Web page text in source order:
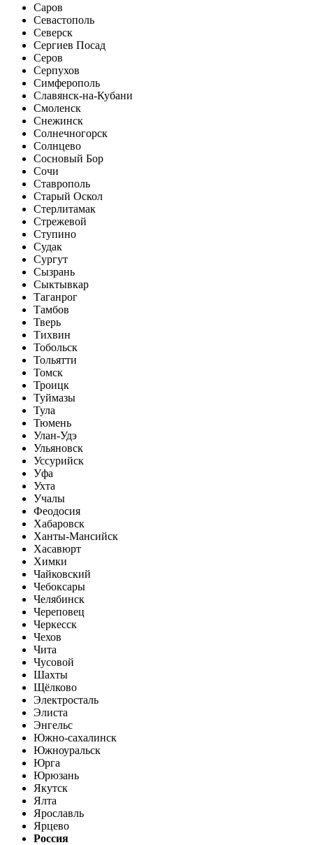
Саров
Севастополь
Северск
Сергиев Посад
Серов
Серпухов
Симферополь
Славянск-на-Кубани
Смоленск
Снежинск
Солнечногорск
Солнцево
Сосновый Бор
Сочи
Ставрополь
Старый Оскол
Стерлитамак
Стрежевой
Ступино
Судак
Сургут
Сызрань
Сыктывкар
Таганрог
Тамбов
Тверь
Тихвин
Тобольск
Тольятти
Томск
Троицк
Туймазы
Тула
Тюмень
Улан-Удэ
Ульяновск
Уссурийск
Уфа
Ухта
Учалы
Феодосия
Хабаровск
Ханты-Мансийск
Хасавюрт
Химки
Чайковский
Чебоксары
Челябинск
Череповец
Черкесск
Чехов
Чита
Чусовой
Шахты
Щёлково
Электросталь
Элиста
Энгельс
Южно-сахалинск
Южноуральск
Юрга
Юрюзань
Якутск
Ялта
Ярославль
Ярцево
Россия